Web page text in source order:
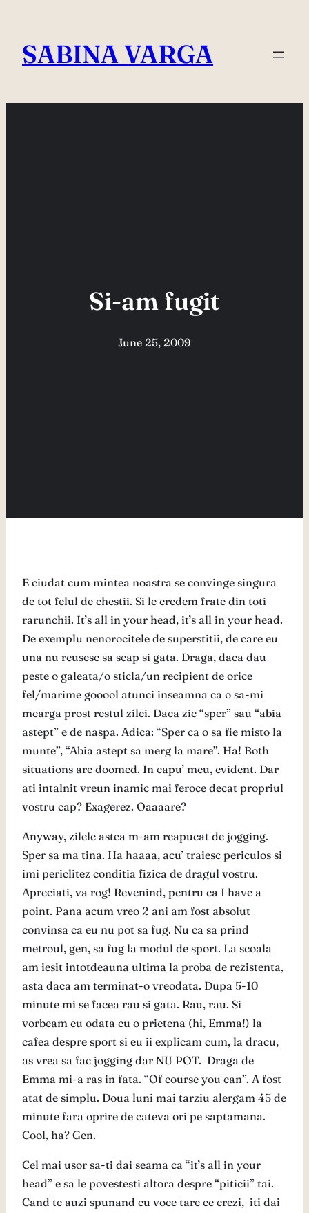
content
SABINA VARGA
Si-am fugit
June 25, 2009
E ciudat cum mintea noastra se convinge singura
de tot felul de chestii. Si le credem frate din toti
rarunchii. It’s all in your head, it’s all in your head.
De exemplu nenorocitele de superstitii, de care eu
una nu reusesc sa scap si gata. Draga, daca dau
peste o galeata/o sticla/un recipient de orice
fel/marime gooool atunci inseamna ca o sa-mi
mearga prost restul zilei. Daca zic “sper” sau “abia
astept” e de naspa. Adica: “Sper ca o sa fie misto la
munte”, “Abia astept sa merg la mare”. Ha! Both
situations are doomed. In capu’ meu, evident. Dar
ati intalnit vreun inamic mai feroce decat propriul
vostru cap? Exagerez. Oaaaare?
Anyway, zilele astea m-am reapucat de jogging.
Sper sa ma tina. Ha haaaa, acu’ traiesc periculos si
imi periclitez conditia fizica de dragul vostru.
Apreciati, va rog! Revenind, pentru ca I have a
point. Pana acum vreo 2 ani am fost absolut
convinsa ca eu nu pot sa fug. Nu ca sa prind
metroul, gen, sa fug la modul de sport. La scoala
am iesit intotdeauna ultima la proba de rezistenta,
asta daca am terminat-o vreodata. Dupa 5-10
minute mi se facea rau si gata. Rau, rau. Si
vorbeam eu odata cu o prietena (hi, Emma!) la
cafea despre sport si eu ii explicam cum, la dracu,
as vrea sa fac jogging dar NU POT. Draga de
Emma mi-a ras in fata. “Of course you can”. A fost
atat de simplu. Doua luni mai tarziu alergam 45 de
minute fara oprire de cateva ori pe saptamana.
Cool, ha? Gen.
Cel mai usor sa-ti dai seama ca “it’s all in your
head” e sa le povestesti altora despre “piticii” tai.
Cand te auzi spunand cu voce tare ce crezi, iti dai